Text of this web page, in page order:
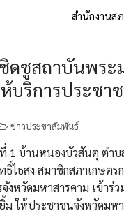
ภาเกษตรกรจังหวัดมหาสา
ชิดชูสถาบันพ
บริการประชา
ข่าวประชาสัมพันธ์
1 บ้านหนองบัวสันตุ ตำ
ไธสง สมาชิกสภาเกษตร
หวัดมหาสารคาม เข้าร่ว
ให้ประชาชนจังหวัดมห